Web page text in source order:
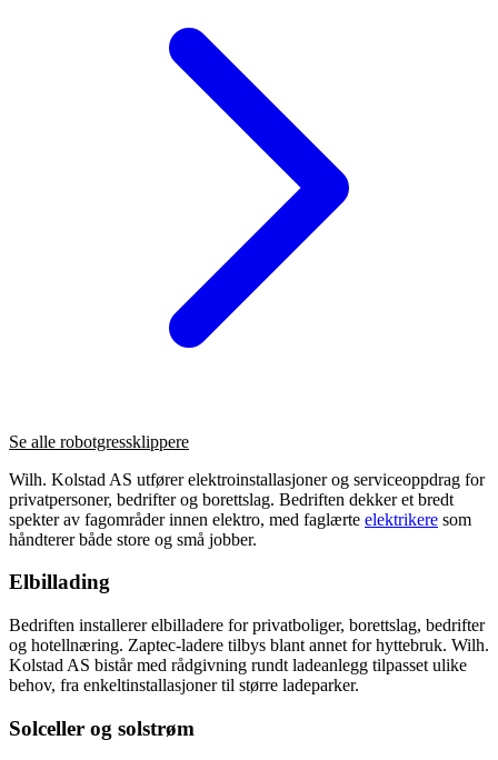
Se alle robotgressklippere
Wilh. Kolstad AS utfører elektroinstallasjoner og serviceoppdrag for
privatpersoner, bedrifter og borettslag. Bedriften dekker et bredt
spekter av fagområder innen elektro, med faglærte elektrikere som
håndterer både store og små jobber.
Elbillading
Bedriften installerer elbilladere for privatboliger, borettslag, bedrifter
og hotellnæring. Zaptec-ladere tilbys blant annet for hyttebruk. Wilh.
Kolstad AS bistår med rådgivning rundt ladeanlegg tilpasset ulike
behov, fra enkeltinstallasjoner til større ladeparker.
Solceller og solstrøm